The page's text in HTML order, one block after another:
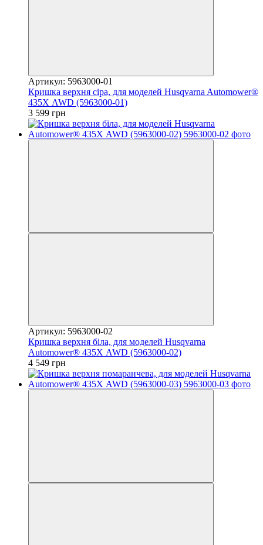
Артикул: 5963000-01
Кришка верхня сіра, для моделей Husqvarna Automower®
435Х AWD (5963000-01)
3 599 грн
Артикул: 5963000-02
Кришка верхня біла, для моделей Husqvarna
Automower® 435Х AWD (5963000-02)
4 549 грн